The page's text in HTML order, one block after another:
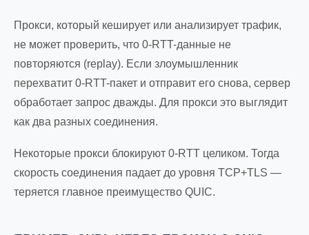
Прокси, который кеширует или анализирует трафик,
не может проверить, что 0-RTT-данные не
повторяются (replay). Если злоумышленник
перехватит 0-RTT-пакет и отправит его снова, сервер
обработает запрос дважды. Для прокси это выглядит
как два разных соединения.
Некоторые прокси блокируют 0-RTT целиком. Тогда
скорость соединения падает до уровня TCP+TLS —
теряется главное преимущество QUIC.